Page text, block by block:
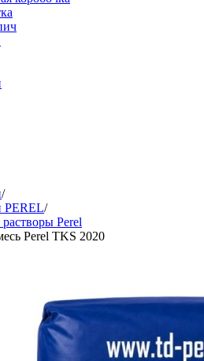
/
PEREL/
Perel
Perel TKS 2020